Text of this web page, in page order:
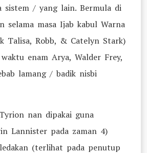
sistem / yang lain. Bermula di
selama masa Ijab kabul Warna
Talisa, Robb, & Catelyn Stark)
enam Arya, Walder Frey,
lamang / badik nisbi
nan dipakai guna
Lannister pada zaman 4)
(terlihat pada penutup